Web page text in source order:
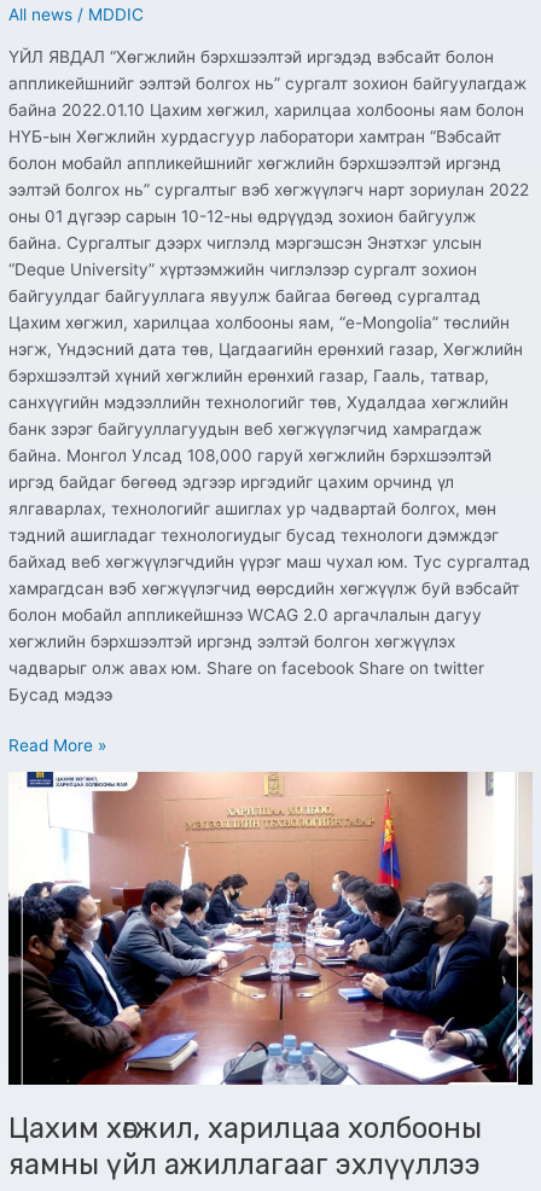
All news / MDDIC
ҮЙЛ ЯВДАЛ “Хөгжлийн бэрхшээлтэй иргэдэд вэбсайт болон
аппликейшнийг ээлтэй болгох нь” сургалт зохион байгуулагдаж
байна 2022.01.10 Цахим хөгжил, харилцаа холбооны яам болон
НҮБ-ын Хөгжлийн хурдасгуур лаборатори хамтран “Вэбсайт
болон мобайл аппликейшнийг хөгжлийн бэрхшээлтэй иргэнд
ээлтэй болгох нь” сургалтыг вэб хөгжүүлэгч нарт зориулан 2022
оны 01 дүгээр сарын 10-12-ны өдрүүдэд зохион байгуулж
байна. Сургалтыг дээрх чиглэлд мэргэшсэн Энэтхэг улсын
“Deque University” хүртээмжийн чиглэлээр сургалт зохион
байгуулдаг байгууллага явуулж байгаа бөгөөд сургалтад
Цахим хөгжил, харилцаа холбооны яам, “e-Mongolia” төслийн
нэгж, Үндэсний дата төв, Цагдаагийн ерөнхий газар, Хөгжлийн
бэрхшээлтэй хүний хөгжлийн ерөнхий газар, Гааль, татвар,
санхүүгийн мэдээллийн технологийг төв, Худалдаа хөгжлийн
банк зэрэг байгууллагуудын веб хөгжүүлэгчид хамрагдаж
байна. Монгол Улсад 108,000 гаруй хөгжлийн бэрхшээлтэй
иргэд байдаг бөгөөд эдгээр иргэдийг цахим орчинд үл
ялгаварлах, технологийг ашиглах ур чадвартай болгох, мөн
тэдний ашигладаг технологиудыг бусад технологи дэмждэг
байхад веб хөгжүүлэгчдийн үүрэг маш чухал юм. Тус сургалтад
хамрагдсан вэб хөгжүүлэгчид өөрсдийн хөгжүүлж буй вэбсайт
болон мобайл аппликейшнээ WCAG 2.0 аргачлалын дагуу
хөгжлийн бэрхшээлтэй иргэнд ээлтэй болгон хөгжүүлэх
чадварыг олж авах юм. Share on facebook Share on twitter
Бусад мэдээ
Read More »
Цахим хөгжил, харилцаа холбооны
яамны үйл ажиллагааг эхлүүллээ
Цахим
харилцаа
холбооны
яамны
үйл
ажиллагааг
эхлүүллээ